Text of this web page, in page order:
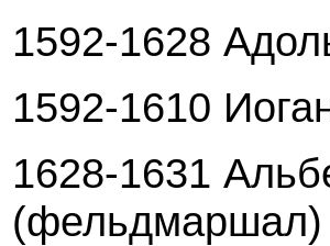
1592-1628
1592-1610
1628-1631
(фельдмаршал)